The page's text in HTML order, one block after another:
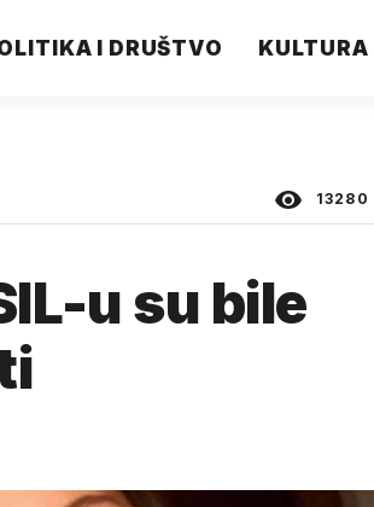
I DRUŠTVO KULTURA
13280
u su bile